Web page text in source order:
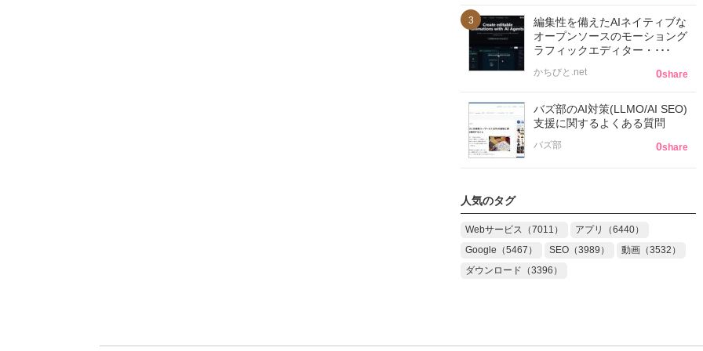
編集性を備えたAIネイティブな
オープンソースのモーショング
ラフィックエディター・･･･
かちびと.net 0share
バズ部のAI対策(LLMO/AI SEO)
支援に関するよくある質問
バズ部 0share
人気のタグ
Webサービス（7011）
アプリ（6440）
Google（5467）
SEO（3989）
動画（3532）
ダウンロード（3396）